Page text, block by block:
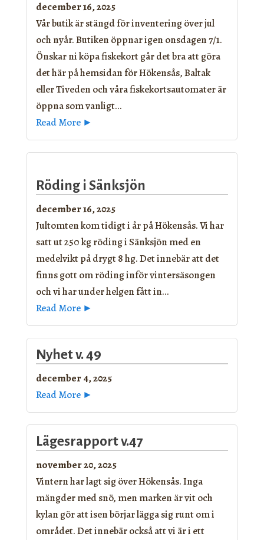
december 16, 2025
Vår butik är stängd för inventering över jul
och nyår. Butiken öppnar igen onsdagen 7/1.
Önskar ni köpa fiskekort går det bra att göra
det här på hemsidan för Hökensås, Baltak
eller Tiveden och våra fiskekortsautomater är
öppna som vanligt…
Read More ►
Röding i Sänksjön
december 16, 2025
Jultomten kom tidigt i år på Hökensås. Vi har
satt ut 250 kg röding i Sänksjön med en
medelvikt på drygt 8 hg. Det innebär att det
finns gott om röding inför vintersäsongen
och vi har under helgen fått in…
Read More ►
Nyhet v. 49
december 4, 2025
Read More ►
Lägesrapport v.47
november 20, 2025
Vintern har lagt sig över Hökensås. Inga
mängder med snö, men marken är vit och
kylan gör att isen börjar lägga sig runt om i
området. Det innebär också att vi är i ett